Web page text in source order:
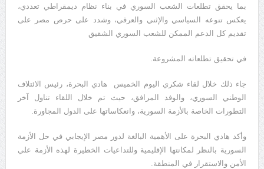
بما يحقق تطلعات الشعب السوري في بناء نظام ديمقراطي تعددي،
يعكس تنوعه السياسي والإثني والعرقي، وشدد على حرص مصر على
تقديم كل الدعم الممكن للشعب السوري الشقيق
في تحقيق تطلعاته المشروعة.
جاء ذلك خلال لقاء شكري اليوم الخميس هادي البحرة، رئيس الائتلاف
الوطني السوري، والوفد المرافق، حيث تم خلال اللقاء تناول آخر
التطورات الخاصة بالأزمة السورية، وانعكاساتها على الدول المجاورة.
وأكد هادي البحرة على الأهمية البالغة لدور مصر الإيجابي في حل الأزمة
السورية بالنظر لمكانتها الإقليمية وللتداعيات الخطيرة لهذه الأزمة علي
الأمن والاستقرار في المنطقة.